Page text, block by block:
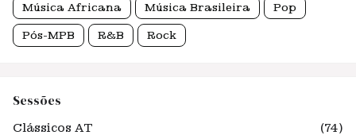
Música Africana Música Brasileira Pop
Pós-MPB R&B Rock
Sessões
Clássicos AT
(74)